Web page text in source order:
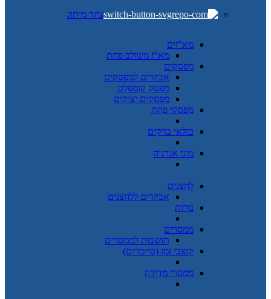
ציוד מיתוג
מא"זים
מא"ז משולב פחת
מפסקים
אביזרים למפסקים
מפסק קומפלט
מפסקים יצוקים
מפסקי פחת
כולאי ברקים
מוני אנרגיה
לחצנים
אביזרים ללחצנים
נורות
ממסרים
תושבות לממסרים
קוצבי זמן (טיימרים)
ממסרי מדידה